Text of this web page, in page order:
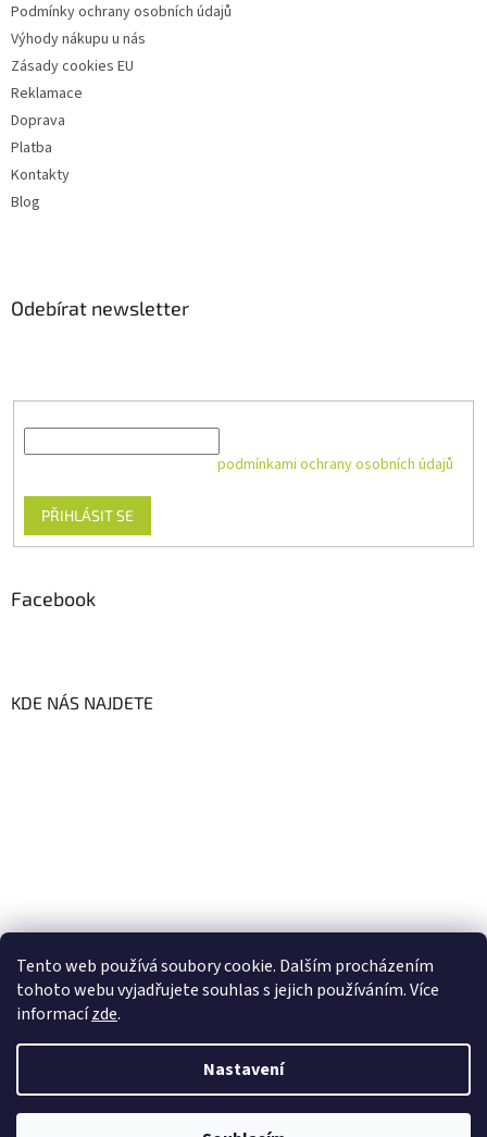
Tento web používá soubory cookie. Dalším procházením
tohoto webu vyjadřujete souhlas s jejich používáním. Více
informacízde.
Nastavení
Podmínky ochrany osobních údajů
Výhody nákupu u nás
Zásady cookies EU
Reklamace
Doprava
Platba
Kontakty
Blog
Odebírat newsletter
podmínkami ochrany osobních údajů
PŘIHLÁSIT SE
Facebook
KDE NÁS NAJDETE
Copyright 2026GoFresh | Zdravé a čerstvé BIO potraviny.